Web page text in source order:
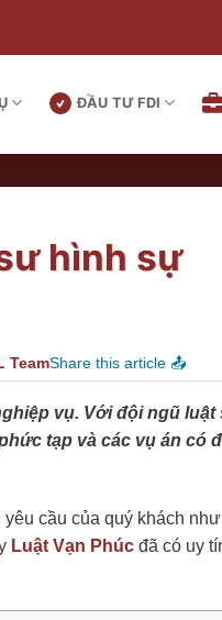
ĐẦU TƯ FDI
hình sự
TeamShare this article 📤
vụ. Với đội ngũ
tạp và các vụ án có
cầu của quý khách
Luật Vạn Phúc đã có uy